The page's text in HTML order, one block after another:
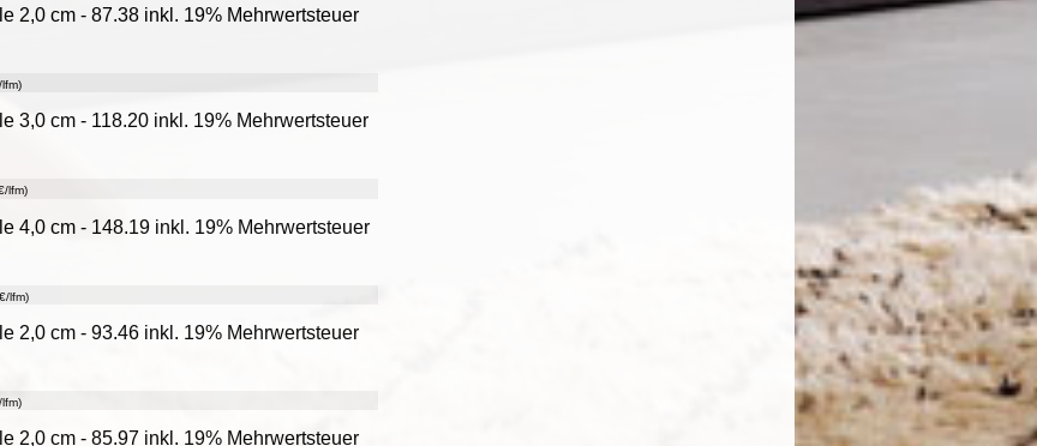
2,0 cm - 87.38 inkl. 19% Mehrwertsteuer
3,0 cm - 118.20 inkl. 19% Mehrwertsteuer
lfm)
4,0 cm - 148.19 inkl. 19% Mehrwertsteuer
lfm)
2,0 cm - 93.46 inkl. 19% Mehrwertsteuer
2,0 cm - 85.97 inkl. 19% Mehrwertsteuer